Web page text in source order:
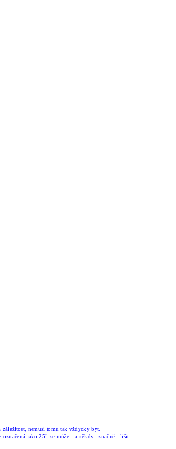
nemusí tomu tak vždycky být.
jako 25", se může - a někdy i značně - lišit